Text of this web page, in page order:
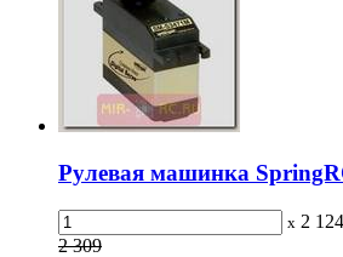
Рулевая машинка
x 2 124
2 309